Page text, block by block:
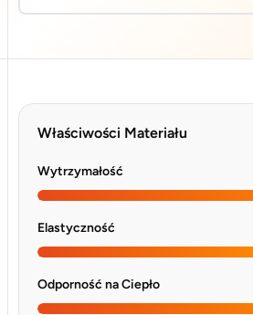
Właściwości Materiału
Wytrzymałość
Elastyczność
Odporność na Ciepło